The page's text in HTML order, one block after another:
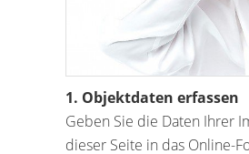
1. Objektdaten erfassen
Geben Sie die Daten Ihrer
dieser Seite in das Online-